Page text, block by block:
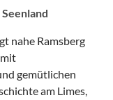
nahe Ramsberg
gemütlichen
am Limes,